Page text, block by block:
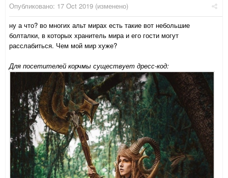
Опубликовано: 17 Oct 2019 (изменено)
ну а что? во многих альт мирах есть такие вот небольшие
болталки, в которых хранитель мира и его гости могут
расслабиться. Чем мой мир хуже?
Для посетителей корчмы существует дресс-код: